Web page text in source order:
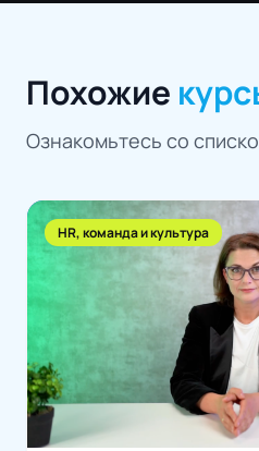
Похожие
Ознакомьтесь со
HR, команда и культура